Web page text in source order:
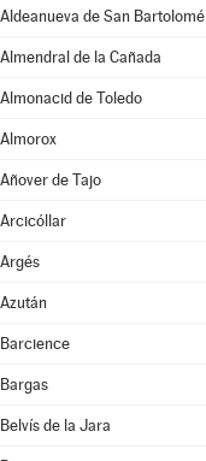
Aldeanueva de San Bartolomé
Almendral de la Cañada
Almonacid de Toledo
Almorox
Añover de Tajo
Arcicóllar
Argés
Azután
Barcience
Bargas
Belvís de la Jara